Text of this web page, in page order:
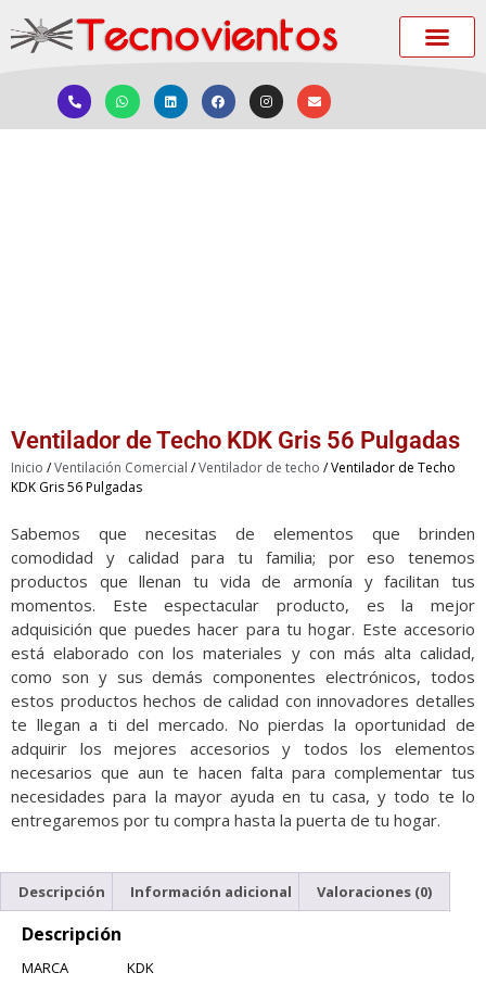
Ventilador de Techo KDK Gris 56 Pulgadas
Inicio /Ventilación Comercial /Ventilador de techo / Ventilador de Techo
KDK Gris 56 Pulgadas
Sabemos que necesitas de elementos que brinden
comodidad y calidad para tu familia; por eso tenemos
productos que llenan tu vida de armonía y facilitan tus
momentos. Este espectacular producto, es la mejor
adquisición que puedes hacer para tu hogar. Este accesorio
está elaborado con los materiales y con más alta calidad,
como son y sus demás componentes electrónicos, todos
estos productos hechos de calidad con innovadores detalles
te llegan a ti del mercado. No pierdas la oportunidad de
adquirir los mejores accesorios y todos los elementos
necesarios que aun te hacen falta para complementar tus
necesidades para la mayor ayuda en tu casa, y todo te lo
entregaremos por tu compra hasta la puerta de tu hogar.
Descripción Información adicional Valoraciones (0)
Descripción
MARCA KDK